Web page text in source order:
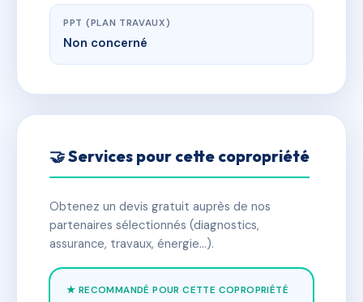
PPT (PLAN TRAVAUX)
Non concerné
🤝 Services pour cette copropriété
Obtenez un devis gratuit auprès de nos
partenaires sélectionnés (diagnostics,
assurance, travaux, énergie…).
★ RECOMMANDÉ POUR CETTE COPROPRIÉTÉ